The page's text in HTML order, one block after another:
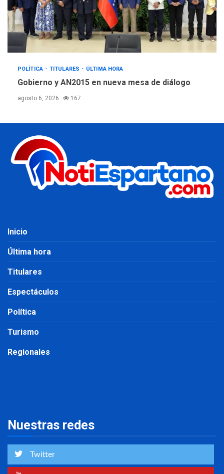
POLÍTICA TITULARES ÚLTIMA HORA
Gobierno y AN2015 en nueva mesa de diálogo
agosto 6, 2026 167
Inicio
Última hora
Titulares
Espectáculos
Política
Turismo
Regionales
Nuestras redes
Twitter